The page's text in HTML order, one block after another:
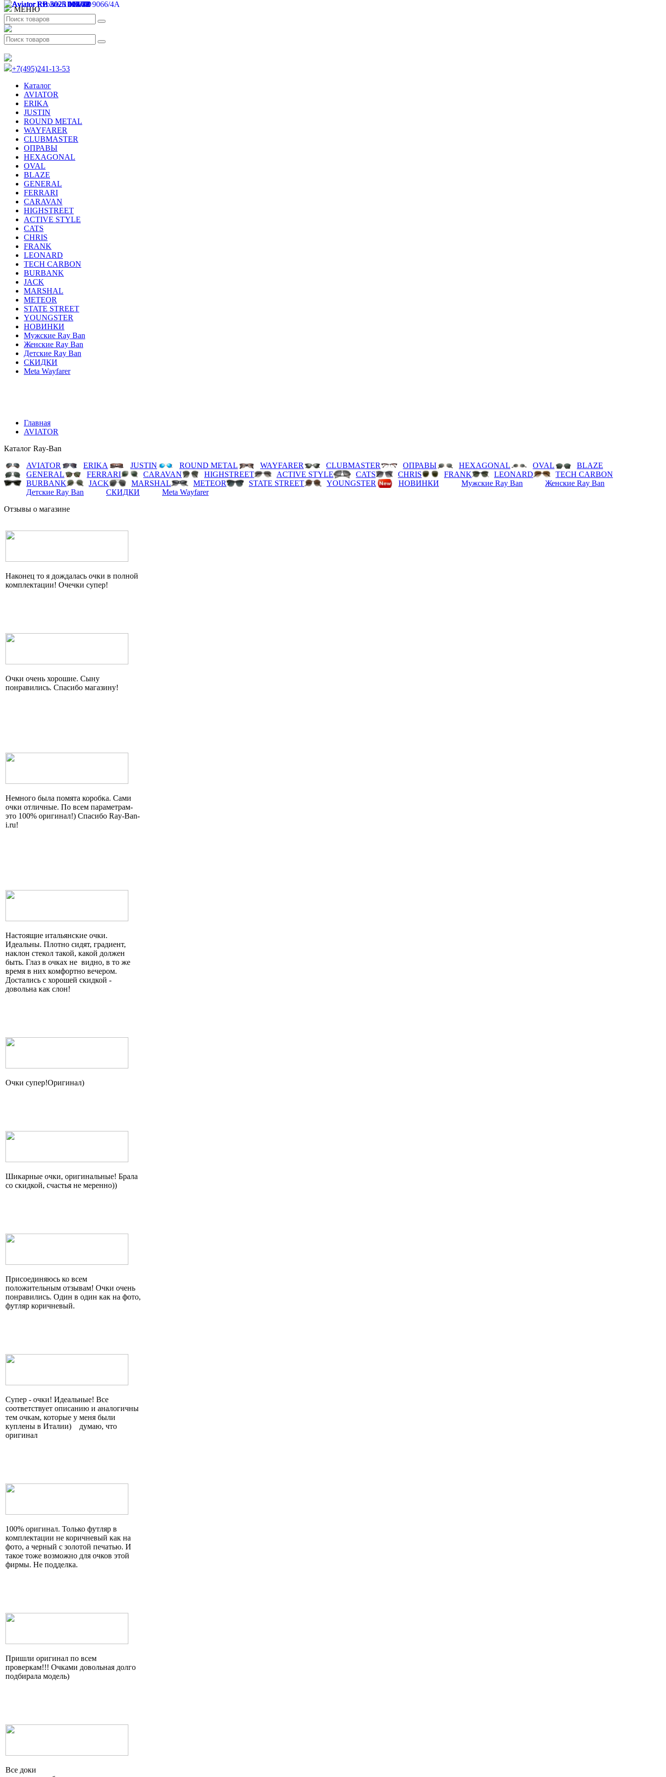
МЕНЮ
+7(495)241-13-53
Каталог
AVIATOR
ERIKA
JUSTIN
ROUND METAL
WAYFARER
CLUBMASTER
ОПРАВЫ
HEXAGONAL
OVAL
BLAZE
GENERAL
FERRARI
CARAVAN
HIGHSTREET
ACTIVE STYLE
CATS
CHRIS
FRANK
LEONARD
TECH CARBON
BURBANK
JACK
MARSHAL
METEOR
STATE STREET
YOUNGSTER
НОВИНКИ
Мужские Ray Ban
Женские Ray Ban
Детские Ray Ban
СКИДКИ
Meta Wayfarer
Главная
AVIATOR
Каталог Ray-Ban
AVIATOR
ERIKA JUSTIN ROUND METAL WAYFARER CLUBMASTER ОПРАВЫ HEXAGONAL OVAL
BLAZE
GENERAL
FERRARI CARAVAN HIGHSTREET ACTIVE STYLE CATS CHRIS FRANK LEONARD
TECH CARBON
BURBANK
JACK MARSHAL METEOR STATE STREET YOUNGSTER НОВИНКИ Мужские Ray Ban
Женские Ray Ban
Детские Ray Ban
СКИДКИ
Meta Wayfarer
Отзывы о магазине
Наконец то я дождалась очки в полной
комплектации! Очечки супер!
Очки очень хорошие. Сыну
понравились. Спасибо магазину!
Немного была помята коробка. Сами
очки отличные. По всем параметрам-
это 100% оригинал!) Спасибо Ray-Ban-
i.ru!
Настоящие итальянские очки.
Идеальны. Плотно сидят, градиент,
наклон стекол такой, какой должен
быть. Глаз в очках не видно, в то же
время в них комфортно вечером.
Достались с хорошей скидкой -
довольна как слон!
Очки супер!Оригинал)
Шикарные очки, оригинальные! Брала
со скидкой, счастья не меренно))
Присоединяюсь ко всем
положительным отзывам! Очки очень
понравились. Один в один как на фото,
футляр коричневый.
Супер - очки! Идеальные! Все
соответствует описанию и аналогичны
тем очкам, которые у меня были
куплены в Италии)
думаю, что
оригинал
100% оригинал. Только футляр в
комплектации не коричневый как на
фото, а черный с золотой печатью. И
такое тоже возможно для очков этой
фирмы. Не подделка.
Пришли оригинал по всем
проверкам!!! Очками довольная долго
подбирала модель)
Все доки